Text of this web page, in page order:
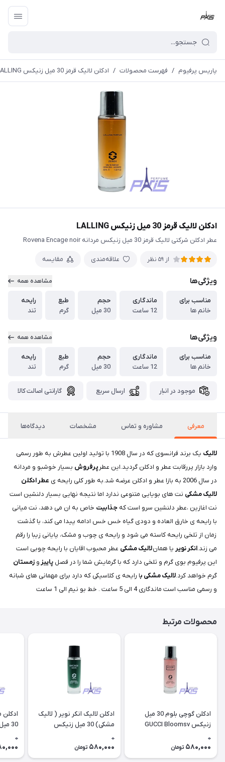
پاریس پرفیوم / فهرست محصولات / ادکلن لالیک قرمز 30 میل زنیکس LALLING
ادکلن لالیک قرمز 30 میل زنیکس LALLING
عطر ادکلن شرکتی لالیک قرمز 30 میل زنیکس مردانه Rovena Encage noir
از 59 نظر علاقه‌مندی مقایسه
ویژگی‌ها مشاهده همه
مناسب برای
خانم ها
ماندگاری
12 ساعت
حجم
30 میل
طبع
گرم
رایحه
تند
ویژگی‌ها مشاهده همه
مناسب برای
خانم ها
ماندگاری
12 ساعت
حجم
30 میل
طبع
گرم
رایحه
تند
موجود در انبار ارسال سریع گارانتی اصالت کالا
معرفی مشاوره و تماس مشخصات دیدگاه‌ها
لالیک
یک برند فرانسوی که در سال 1908 با تولید اولین عطرش به طور رسمی
وارد بازار پررقابت عطر و ادکلن گردید.این عطر پرفروش بسیار خوشبو و مردانه
در سال 2006 به بازا عطر و ادکلن عرضه شد.به طور کلی رایحه ی
عطر ادکلن
لالیک مشکی نت های بویایی متنوعی ندارد اما نتیجه نهایی بسیار دلنشین است
نت اغازین ،عطر دلنشین سرو است که جذابیت خاص به ان می دهد، نت میانی
با رایحه ی خارق العاده و دودی گیاه خس خس ادامه پیدا می کند، با گذشت
زمان از تلخی رایحه کاسته می شود و رایحه ی چوب و مشک، پایانی زیبا را رقم
می زند.انکر نویر یا همانلالیک مشکی عطر محبوب اقایان با رایحه چوبی است
این پرفیوم بوی گرم و تلخی دارد که با گرمایش شما را در فصل پاییز و زمستان
گرم خواهد کرد.لالیک مشکی با رایحه ی کلاسیکی که دارد برای مهمانی های شبانه
و رسمی مناسب است ماندگاری 4 الی 5 ساعت . خط بو نیم الی 1 ساعت
محصولات مرتبط
ادکلن گوچی بلوم 30 میل
زنیکس GUCCI Bloomsv
0
580,000 تومان
ادکلن لالیک انکر نویر ( لالیک
مشکی) 30 میل زنیکس
0
580,000 تومان
30 میل زنیکس Molecul 02
0